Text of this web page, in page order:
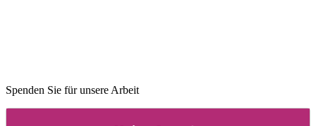
Spenden Sie für unsere Arbeit